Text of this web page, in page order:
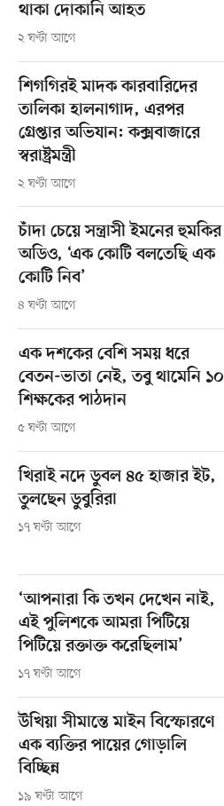
থাকা দোকানি আহত
২ ঘণ্টা আগে
শিগগিরই মাদক কারবারিদের
তালিকা হালনাগাদ, এরপর
গ্রেপ্তার অভিযান: কক্সবাজারে
স্বরাষ্ট্রমন্ত্রী
২ ঘণ্টা আগে
চাঁদা চেয়ে সন্ত্রাসী ইমনের হুমকির
অডিও, ‘এক কোটি বলতেছি এক
কোটি নিব’
৪ ঘণ্টা আগে
এক দশকের বেশি সময় ধরে
বেতন-ভাতা নেই, তবু থামেনি ১০
শিক্ষকের পাঠদান
৫ ঘণ্টা আগে
খিরাই নদে ডুবল ৪৫ হাজার ইট,
তুলছেন ডুবুরিরা
১৭ ঘণ্টা আগে
‘আপনারা কি তখন দেখেন নাই,
এই পুলিশকে আমরা পিটিয়ে
পিটিয়ে রক্তাক্ত করেছিলাম’
১৭ ঘণ্টা আগে
উখিয়া সীমান্তে মাইন বিস্ফোরণে
এক ব্যক্তির পায়ের গোড়ালি
বিচ্ছিন্ন
১৯ ঘণ্টা আগে